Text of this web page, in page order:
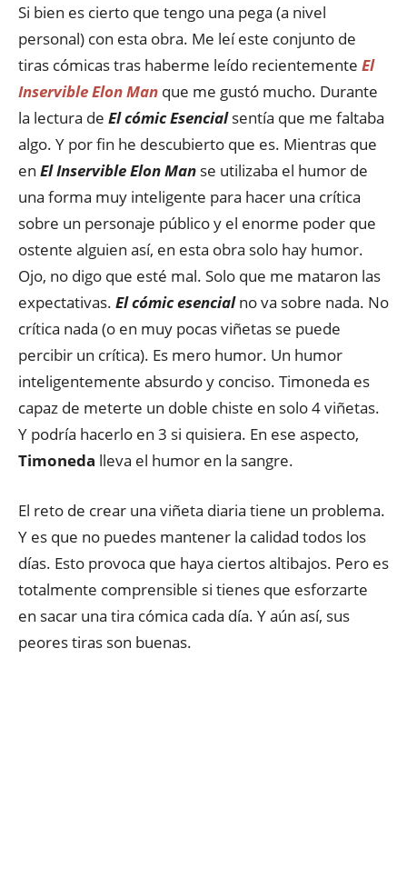
Si bien es cierto que tengo una pega (a nivel
personal) con esta obra. Me leí este conjunto de
tiras cómicas tras haberme leído recientemente El
Inservible Elon Man que me gustó mucho. Durante
la lectura de El cómic Esencialsentía que me faltaba
algo. Y por fin he descubierto que es. Mientras que
en El Inservible Elon Man se utilizaba el humor de
una forma muy inteligente para hacer una crítica
sobre un personaje público y el enorme poder que
ostente alguien así, en esta obra solo hay humor.
Ojo, no digo que esté mal. Solo que me mataron las
expectativas. El cómic esencialno va sobre nada. No
crítica nada (o en muy pocas viñetas se puede
percibir un crítica). Es mero humor. Un humor
inteligentemente absurdo y conciso. Timoneda es
capaz de meterte un doble chiste en solo 4 viñetas.
Y podría hacerlo en 3 si quisiera. En ese aspecto,
Timoneda lleva el humor en la sangre.
El reto de crear una viñeta diaria tiene un problema.
Y es que no puedes mantener la calidad todos los
días. Esto provoca que haya ciertos altibajos. Pero es
totalmente comprensible si tienes que esforzarte
en sacar una tira cómica cada día. Y aún así, sus
peores tiras son buenas.